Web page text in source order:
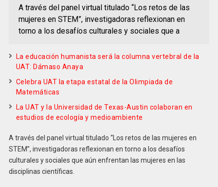
A través del panel virtual titulado “Los retos de las
mujeres en STEM”, investigadoras reflexionan en
torno a los desafíos culturales y sociales que a
La educación humanista será la columna vertebral de la
UAT: Dámaso Anaya
Celebra UAT la etapa estatal de la Olimpiada de
Matemáticas
La UAT y la Universidad de Texas-Austin colaboran en
estudios de ecología y medioambiente
A través del panel virtual titulado “Los retos de las mujeres en
STEM”, investigadoras reflexionan en torno a los desafíos
culturales y sociales que aún enfrentan las mujeres en las
disciplinas científicas.